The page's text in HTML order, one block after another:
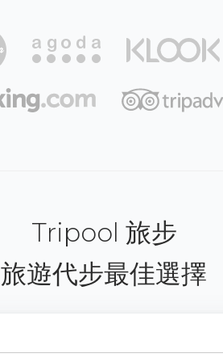
Tripool 旅步
旅遊代步最佳選擇